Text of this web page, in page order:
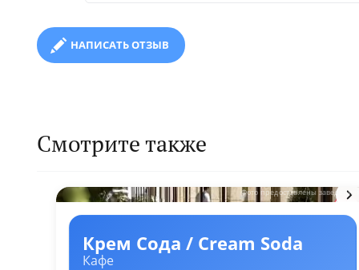
НАПИСАТЬ ОТЗЫВ
Смотрите также
Фото предоставлены
Крем Сода / Cream Soda
Кафе